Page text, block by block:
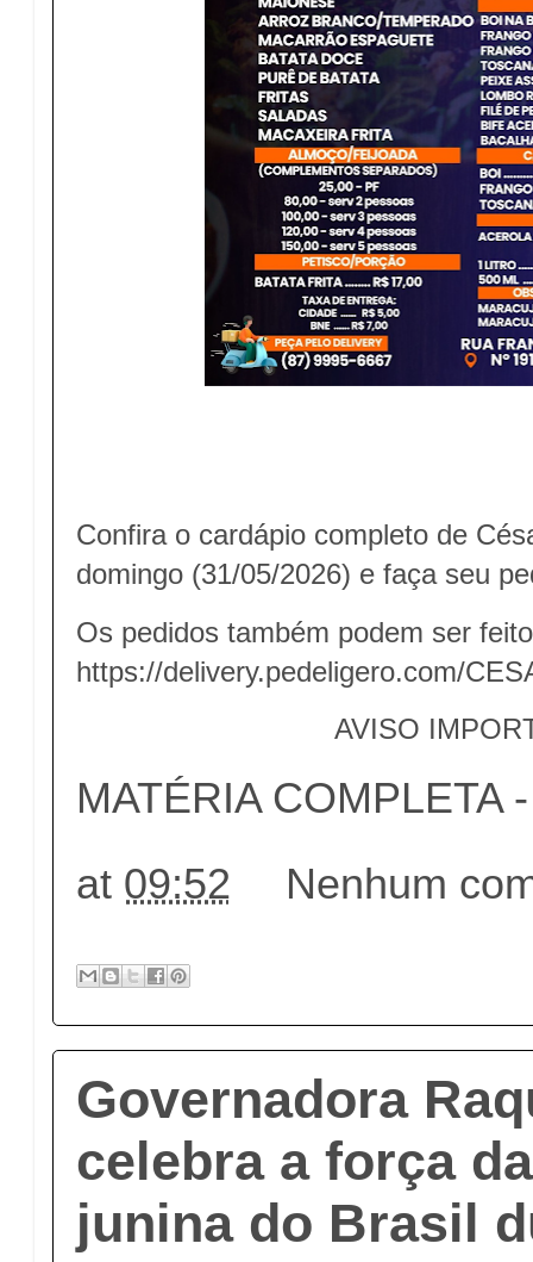
Confira o cardápio completo de
domingo (31/05/2026) e faça seu
Os pedidos também podem ser
https://delivery.pedeligero.com/
AVISO
MATÉRIA COMPLETA
at 09:52 Nenhum
Governadora
celebra a força
junina do Brasil